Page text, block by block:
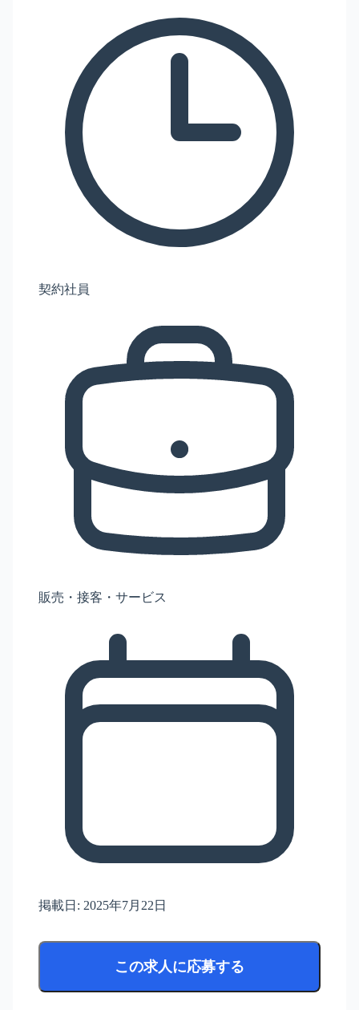
契約社員
販売・接客・サービス
掲載日: 2025年7月22日
この求人に応募する